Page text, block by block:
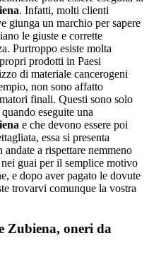
. Infatti, molti clienti
giunga un marchio per sapere
le giuste e corrette
Purtroppo esiste molta
prodotti in Paesi
di materiale cancerogeni
non sono affatto
finali. Questi sono solo
eseguite una
e che devono essere poi
essa si presenta
a rispettare nemmeno
guai per il semplice motivo
e dopo aver pagato le dovute
trovarvi comunque la vostra
Zubiena, oneri da